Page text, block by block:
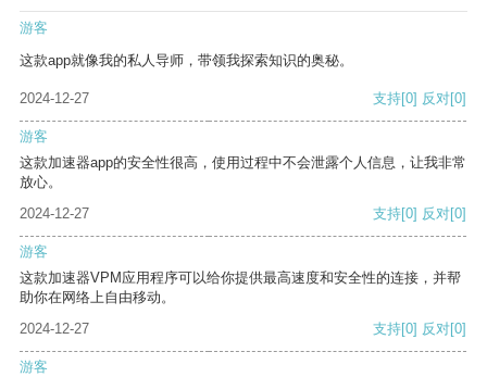
游客
这款app就像我的私人导师，带领我探索知识的奥秘。
2024-12-27 支持[0] 反对[0]
游客
这款加速器app的安全性很高，使用过程中不会泄露个人信息，让我非常
放心。
2024-12-27
支持[0] 反对[0]
游客
这款加速器VPM应用程序可以给你提供最高速度和安全性的连接，并帮
助你在网络上自由移动。
2024-12-27
支持[0] 反对[0]
游客